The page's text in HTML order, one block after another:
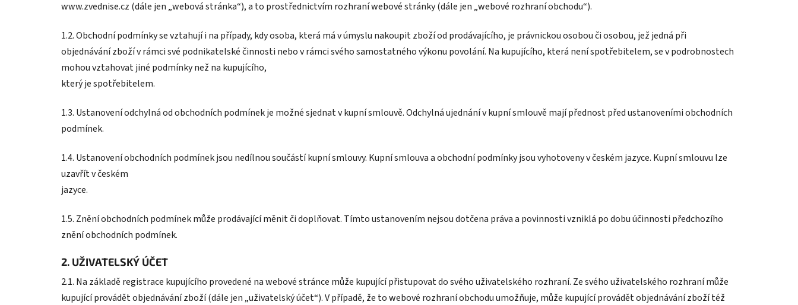
www.zvednise.cz (dále jen „webová stránka“), a to prostřednictvím rozhraní webové stránky (dále jen „webové rozhraní obchodu“).
1.2. Obchodní podmínky se vztahují i na případy, kdy osoba, která má v úmyslu nakoupit zboží od prodávajícího, je právnickou osobou či osobou, jež jedná při
objednávání zboží v rámci své podnikatelské činnosti nebo v rámci svého samostatného výkonu povolání. Na kupujícího, která není spotřebitelem, se v podrobnostech
mohou vztahovat jiné podmínky než na kupujícího,
který je spotřebitelem.
1.3. Ustanovení odchylná od obchodních podmínek je možné sjednat v kupní smlouvě. Odchylná ujednání v kupní smlouvě mají přednost před ustanoveními obchodních
podmínek.
1.4. Ustanovení obchodních podmínek jsou nedílnou součástí kupní smlouvy. Kupní smlouva a obchodní podmínky jsou vyhotoveny v českém jazyce. Kupní smlouvu lze
uzavřít v českém
jazyce.
1.5. Znění obchodních podmínek může prodávající měnit či doplňovat. Tímto ustanovením nejsou dotčena práva a povinnosti vzniklá po dobu účinnosti předchozího
znění obchodních podmínek.
2. UŽIVATELSKÝ ÚČET
2.1. Na základě registrace kupujícího provedené na webové stránce může kupující přistupovat do svého uživatelského rozhraní. Ze svého uživatelského rozhraní může
kupující provádět objednávání zboží (dále jen „uživatelský účet“). V případě, že to webové rozhraní obchodu umožňuje, může kupující provádět objednávání zboží též